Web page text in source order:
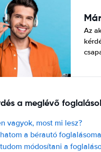
Az
a meglévő
vagyok, most mi lesz?
a bérautó
módosítani a